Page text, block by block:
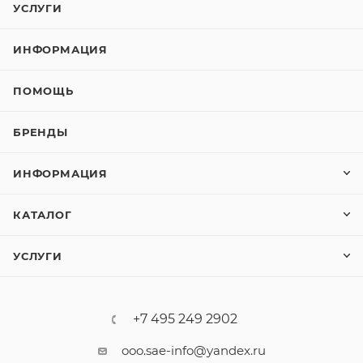
УСЛУГИ
ИНФОРМАЦИЯ
ПОМОЩЬ
БРЕНДЫ
ИНФОРМАЦИЯ
КАТАЛОГ
УСЛУГИ
+7 495 249 2902
ooo.sae-info@yandex.ru